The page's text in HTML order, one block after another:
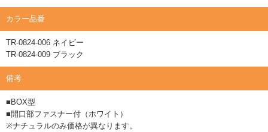
カラー品番
TR-0824-006 ネイビー
TR-0824-009 ブラック
備考
■BOX型
■開口部ファスナー付（ホワイト）
※ナチュラルのみ価格が異なります。